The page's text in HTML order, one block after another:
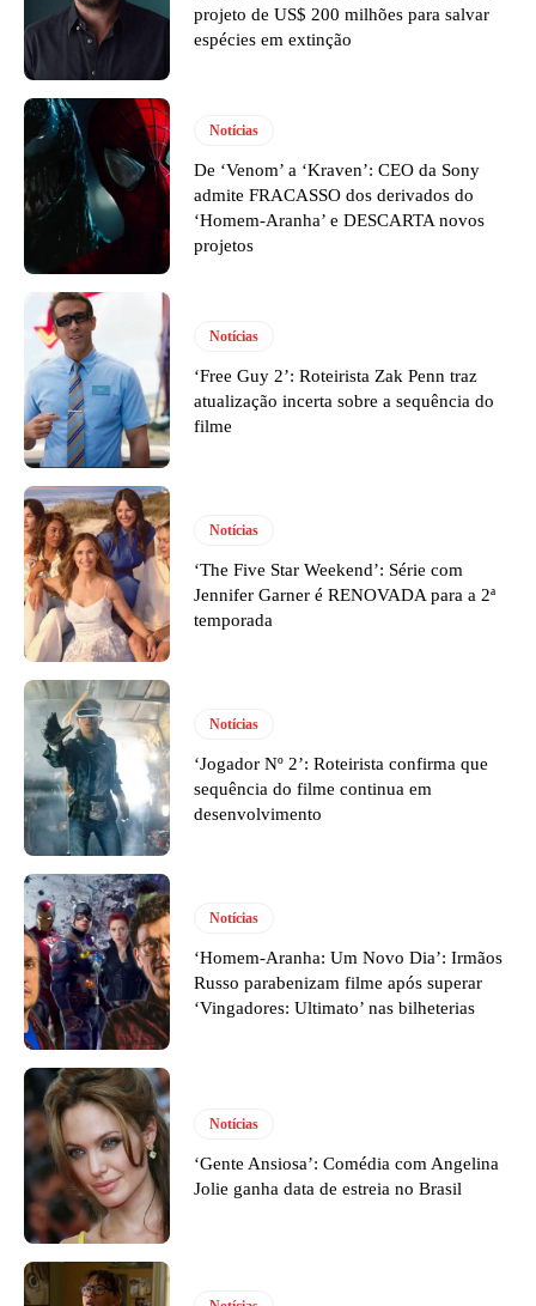
projeto de US$ 200 milhões para salvar
espécies em extinção
Notícias
De ‘Venom’ a ‘Kraven’: CEO da Sony
admite FRACASSO dos derivados do
‘Homem-Aranha’ e DESCARTA novos
projetos
Notícias
‘Free Guy 2’: Roteirista Zak Penn traz
atualização incerta sobre a sequência do
filme
Notícias
‘The Five Star Weekend’: Série com
Jennifer Garner é RENOVADA para a 2ª
temporada
Notícias
‘Jogador Nº 2’: Roteirista confirma que
sequência do filme continua em
desenvolvimento
Notícias
‘Homem-Aranha: Um Novo Dia’: Irmãos
Russo parabenizam filme após superar
‘Vingadores: Ultimato’ nas bilheterias
Notícias
‘Gente Ansiosa’: Comédia com Angelina
Jolie ganha data de estreia no Brasil